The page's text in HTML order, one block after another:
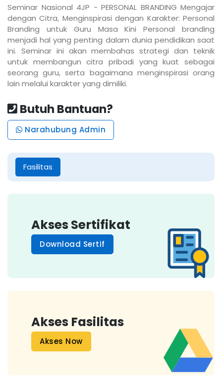
Seminar Nasional 4JP - PERSONAL BRANDING Mengajar
dengan Citra, Menginspirasi dengan Karakter: Personal
Branding untuk Guru Masa Kini Personal branding
menjadi hal yang penting dalam dunia pendidikan saat
ini. Seminar ini akan membahas strategi dan teknik
untuk membangun citra pribadi yang kuat sebagai
seorang guru, serta bagaimana menginspirasi orang
lain melalui karakter yang dimiliki.
Butuh Bantuan?
Narahubung Admin
Fasilitas
Akses Sertifikat
Download Sertif
Akses Fasilitas
Akses Now